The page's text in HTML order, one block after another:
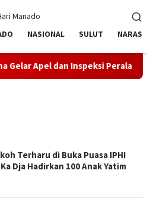
NASIONAL SULUT NARASI
Apel dan Inspeksi Peralatan
Terharu di Buka Puasa IPHI
Dja Hadirkan 100 Anak Yatim